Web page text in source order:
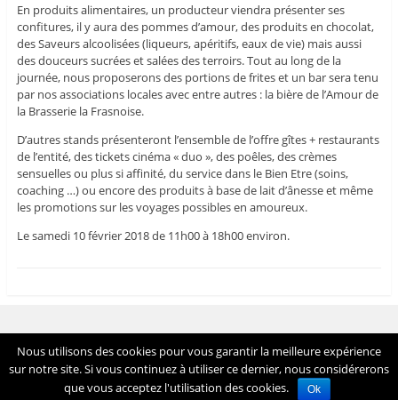
En produits alimentaires, un producteur viendra présenter ses
confitures, il y aura des pommes d’amour, des produits en chocolat,
des Saveurs alcoolisées (liqueurs, apéritifs, eaux de vie) mais aussi
des douceurs sucrées et salées des terroirs. Tout au long de la
journée, nous proposerons des portions de frites et un bar sera tenu
par nos associations locales avec entre autres : la bière de l’Amour de
la Brasserie la Frasnoise.
D’autres stands présenteront l’ensemble de l’offre gîtes + restaurants
de l’entité, des tickets cinéma « duo », des poêles, des crèmes
sensuelles ou plus si affinité, du service dans le Bien Etre (soins,
coaching …) ou encore des produits à base de lait d’ânesse et même
les promotions sur les voyages possibles en amoureux.
Le samedi 10 février 2018 de 11h00 à 18h00 environ.
Fièrement propulsé par WordPress
Nous utilisons des cookies pour vous garantir la meilleure expérience
sur notre site. Si vous continuez à utiliser ce dernier, nous considérerons
que vous acceptez l'utilisation des cookies.
Ok